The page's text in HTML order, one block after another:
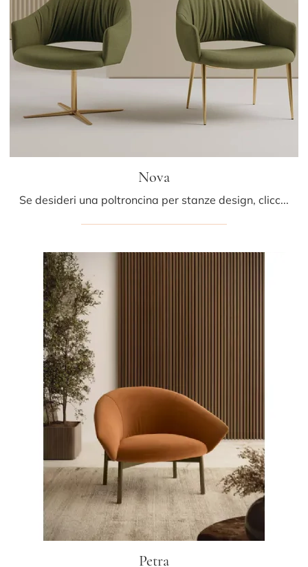
Nova
Se desideri una poltroncina per stanze design, clicca e leggi di più sul modello Nova in tessuto della marca Bontempi.
Petra